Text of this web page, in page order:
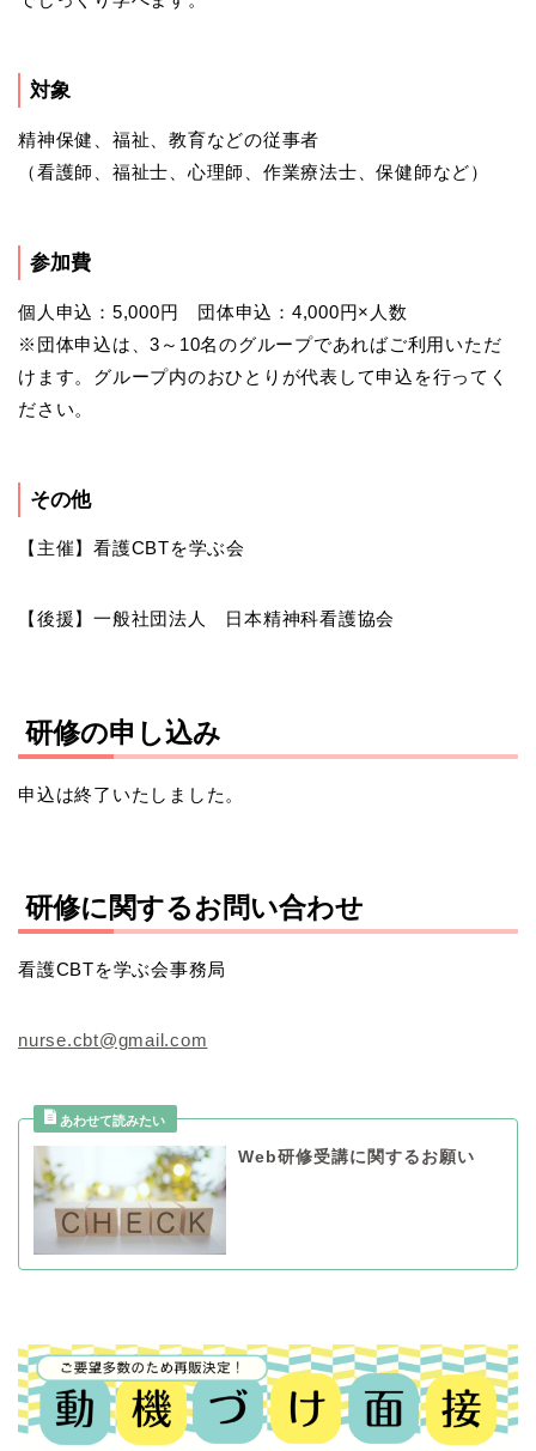
対象
精神保健、福祉、教育などの従事者
（看護師、福祉士、心理師、作業療法士、保健師など）
参加費
個人申込：5,000円 団体申込：4,000円×人数
※団体申込は、3～10名のグループであればご利用いただ
けます。グループ内のおひとりが代表して申込を行ってく
ださい。
その他
【主催】看護CBTを学ぶ会
【後援】一般社団法人 日本精神科看護協会
研修の申し込み
申込は終了いたしました。
研修に関するお問い合わせ
看護CBTを学ぶ会事務局
nurse.cbt@gmail.com
Web研修受講に関するお願い